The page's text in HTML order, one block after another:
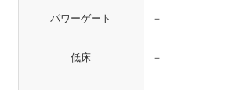
パワーゲート －
低床 －